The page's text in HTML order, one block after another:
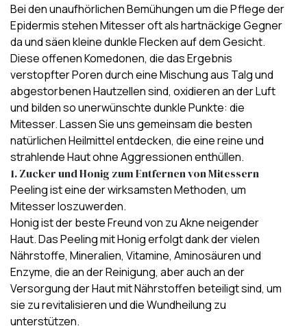
Bei den unaufhörlichen Bemühungen um diePflege der
Epidermisstehen Mitesser oft als hartnäckige Gegner
da und säen kleine dunkle Flecken auf dem Gesicht.
Diese offenen Komedonen, die das Ergebnis
verstopfter Poren durch eine Mischung aus Talg und
abgestorbenen Hautzellen sind, oxidieren an der Luft
und bilden so unerwünschte dunkle Punkte: die
Mitesser. Lassen Sie uns gemeinsam die besten
natürlichen Heilmittel entdecken, die einereine und
strahlende Hautohne Aggressionen enthüllen.
1. Zucker und Honig zum Entfernen von Mitessern
Peeling ist eine der wirksamsten Methoden, um
Mitesser loszuwerden.
Honig ist der beste Freund von zu Akne neigender
Haut. Das Peeling mit Honig erfolgt dank der vielen
Nährstoffe, Mineralien, Vitamine, Aminosäuren und
Enzyme, die an der Reinigung, aber auch an der
Versorgung der Haut mit Nährstoffen beteiligt sind, um
sie zu revitalisieren und die Wundheilung zu
unterstützen.